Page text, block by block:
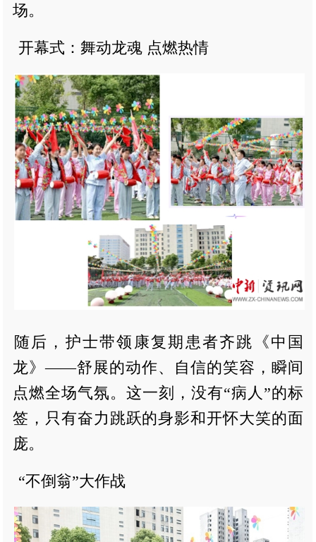
场。
开幕式：舞动龙魂 点燃热情
随后，护士带领康复期患者齐跳《中国
龙》——舒展的动作、自信的笑容，瞬间
点燃全场气氛。这一刻，没有“病人”的标
签，只有奋力跳跃的身影和开怀大笑的面
庞。
“不倒翁”大作战